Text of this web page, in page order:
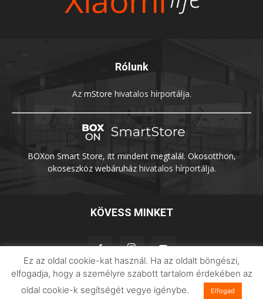
Rólunk
Az mStore hivatalos hírportálja.
BOXon Smart Store, itt mindent megtalál. Okosotthon,
okoseszköz webáruházhivatalos hírportálja.
KÖVESS MINKET
Adatvédelem Impresszum Imilab
Ez az oldal cookie-kat használ. Ha az oldalt böngészi,
elfogadja, hogy a személyre szabott tartalom érdekében az
oldal cookie-k segítségét vegye igénybe.
Elfogad